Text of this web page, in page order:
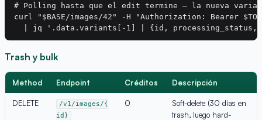
# Polling hasta que el edit termine — la nueva
curl "$BASE/images/42" -H "Authorization: Bearer
Trash y bulk
Method Endpoint Créditos Descripción
DELETE
/v1/images/{
id}
0
Soft-delete (30 días en
trash, luego hard-